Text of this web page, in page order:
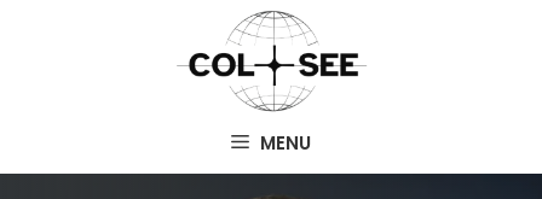
MENU